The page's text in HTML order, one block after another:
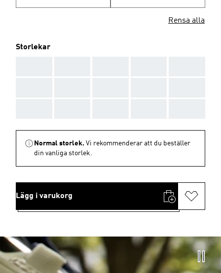
Rensa alla
Storlekar
Normal storlek. Vi rekommenderar att du beställer
din vanliga storlek.
Lägg i varukorg